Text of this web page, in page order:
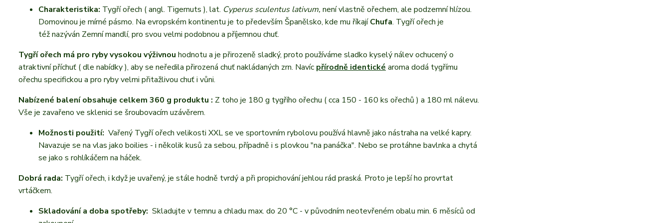
Charakteristika: Tygří ořech ( angl. Tigernuts ), lat. Cyperus sculentus lativum, není vlastně ořechem, ale podzemní hlízou.
Domovinou je mírné pásmo. Na evropském kontinentu je to především Španělsko, kde mu říkajíChufa. Tygří ořech je
též nazýván Zemní mandlí, pro svou velmi podobnou a příjemnou chuť.
Tygří ořech má pro ryby vysokou výživnou hodnotu a je přirozeně sladký, proto používáme sladko kyselý nálev ochucený o
atraktivní příchuť ( dle nabídky ), aby se neředila přirozená chuť nakládaných zrn. Navíc přírodně identické aroma dodá tygřímu
ořechu specifickou a pro ryby velmi přitažlivou chuť i vůni.
Nabízené balení obsahuje celkem 360 g produktu : Z toho je 180 g tygřího ořechu ( cca 150 - 160 ks ořechů ) a 180 ml nálevu.
Vše je zavařeno ve sklenici se šroubovacím uzávěrem.
Možnosti použití: Vařený Tygří ořech velikosti XXL se ve sportovním rybolovu používá hlavně jako nástraha na velké kapry.
Navazuje se na vlas jako boilies - i několik kusů za sebou, případně i s plovkou "na panáčka". Nebo se protáhne bavlnka a chytá
se jako s rohlíkáčem na háček.
Dobrá rada: Tygří ořech, i když je uvařený, je stále hodně tvrdý a při propichování jehlou rád praská. Proto je lepší ho provrtat
vrtáčkem.
Skladování a doba spotřeby: Skladujte v temnu a chladu max. do 20 °C - v původním neotevřeném obalu min. 6 měsíců od